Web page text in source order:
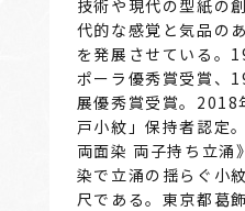
技術や現代の型紙の
代的な感覚と気品の
を発展させている。
ポーラ優秀賞受賞、
展優秀賞受賞。2018
戸小紋」保持者認定
両面染 両子持ち立涌
染で立涌の揺らぐ小
尺である。東京都葛